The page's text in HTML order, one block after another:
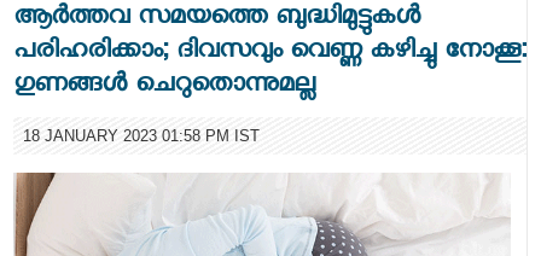
ആർത്തവ സമയത്തെ ബുദ്ധിമുട്ടുകൾ
പരിഹരിക്കാം; ദിവസവും വെണ്ണ കഴിച്ചു നോക്കൂ:
ഗുണങ്ങൾ ചെറുതൊന്നുമല്ല
18 JANUARY 2023 01:58 PM IST